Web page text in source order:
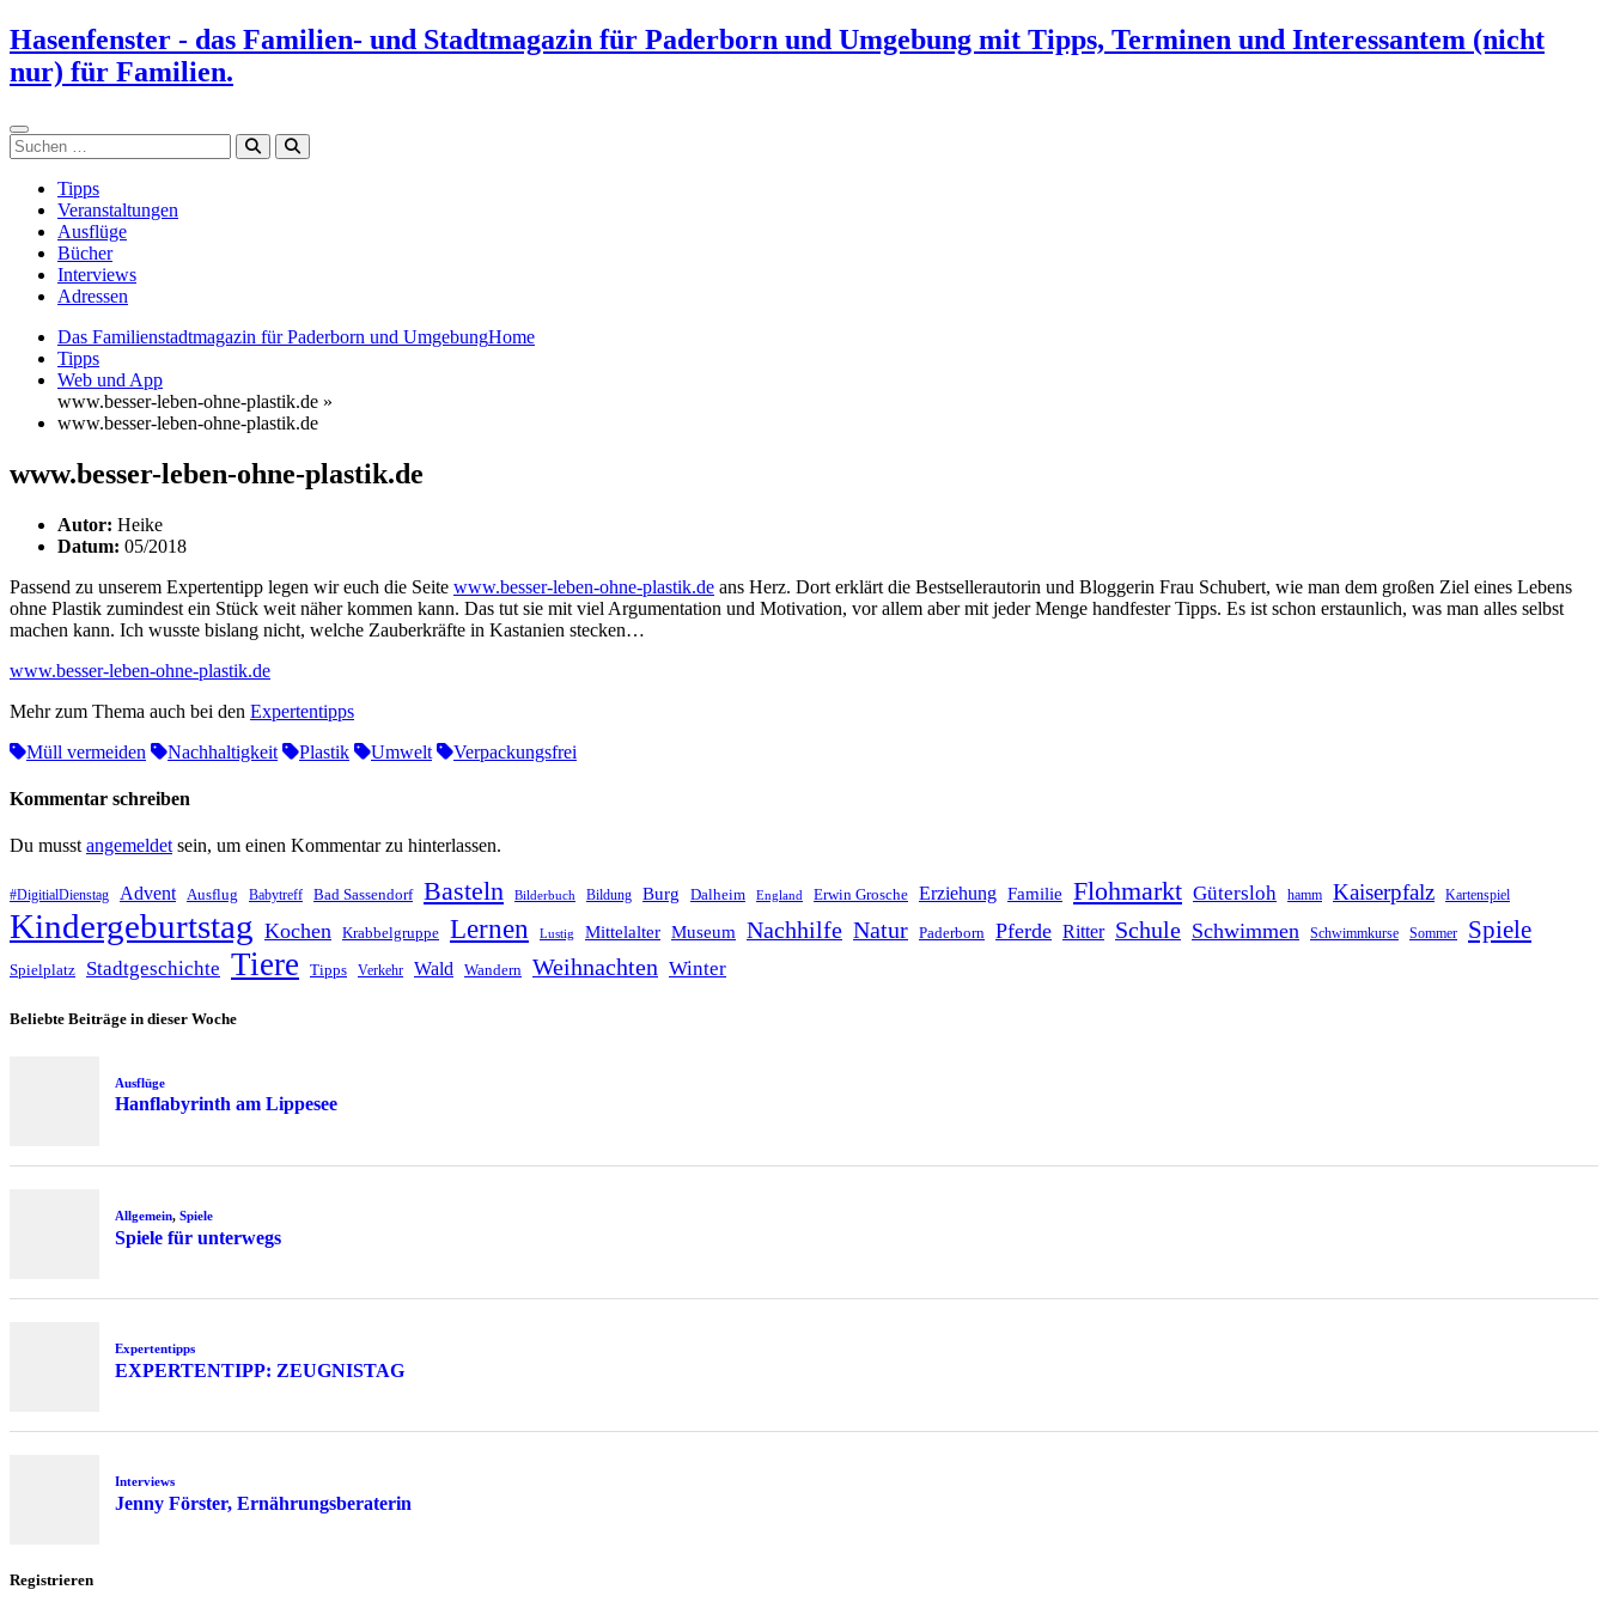
Zum
Inhalt
springen
Hasenfenster - das Familien- und Stadtmagazin für Paderborn und Umgebung mit Tipps, Terminen und Interessantem (nicht
nur) für Familien.
Suchen
Tipps
Veranstaltungen
Ausflüge
Bücher
Interviews
Adressen
Das Familienstadtmagazin für Paderborn und UmgebungHome
Tipps
Web und App
www.besser-leben-ohne-plastik.de »
www.besser-leben-ohne-plastik.de
www.besser-leben-ohne-plastik.de
Autor: Heike
Datum: 05/2018
Passend zu unserem Expertentipp legen wir euch die Seite www.besser-leben-ohne-plastik.de ans Herz. Dort erklärt die Bestsellerautorin und Bloggerin Frau Schubert, wie man dem großen Ziel eines Lebens
ohne Plastik zumindest ein Stück weit näher kommen kann. Das tut sie mit viel Argumentation und Motivation, vor allem aber mit jeder Menge handfester Tipps. Es ist schon erstaunlich, was man alles selbst
machen kann. Ich wusste bislang nicht, welche Zauberkräfte in Kastanien stecken…
www.besser-leben-ohne-plastik.de
Mehr zum Thema auch bei den Expertentipps
Müll vermeiden
Nachhaltigkeit Plastik Umwelt Verpackungsfrei
Kommentar schreiben
Du musst angemeldet sein, um einen Kommentar zu hinterlassen.
#DigitialDienstag Advent Ausflug Babytreff Bad Sassendorf Basteln Bilderbuch Bildung Burg Dalheim England Erwin Grosche Erziehung Familie Flohmarkt Gütersloh hamm Kaiserpfalz Kartenspiel
Kindergeburtstag Kochen Krabbelgruppe Lernen Lustig Mittelalter Museum Nachhilfe Natur Paderborn Pferde Ritter Schule Schwimmen Schwimmkurse Sommer Spiele
Spielplatz Stadtgeschichte Tiere Tipps Verkehr Wald Wandern Weihnachten Winter
Beliebte Beiträge in dieser Woche
Ausflüge
Hanflabyrinth am Lippesee
Allgemein, Spiele
Spiele für unterwegs
Expertentipps
EXPERTENTIPP: ZEUGNISTAG
Interviews
Jenny Förster, Ernährungsberaterin
Registrieren